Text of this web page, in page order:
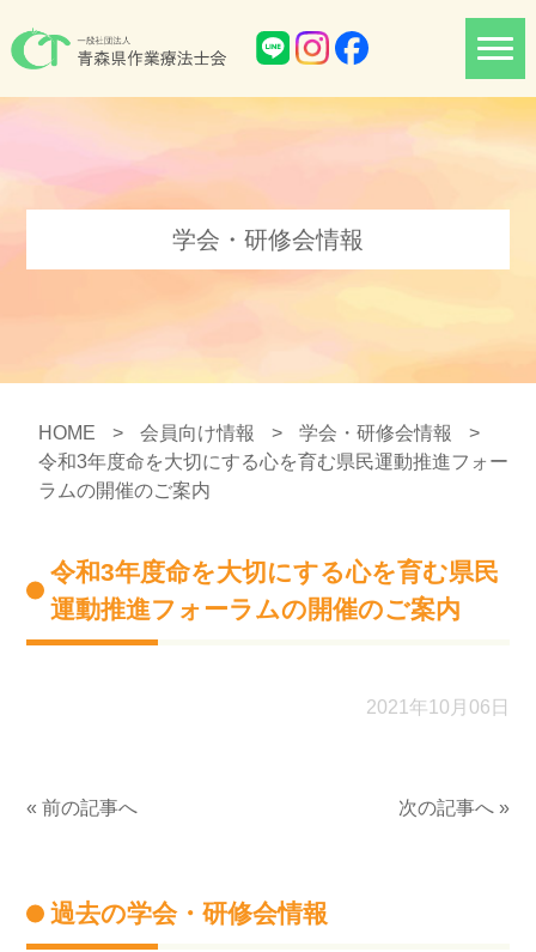
学会・研修会情報
HOME > 会員向け情報 > 学会・研修会情報
>
令和3年度命を大切にする心を育む県民運動推進フォー
ラムの開催のご案内
令和3年度命を大切にする心を育む県民
運動推進フォーラムの開催のご案内
2021年10月06日
« 前の記事へ 次の記事へ »
過去の学会・研修会情報